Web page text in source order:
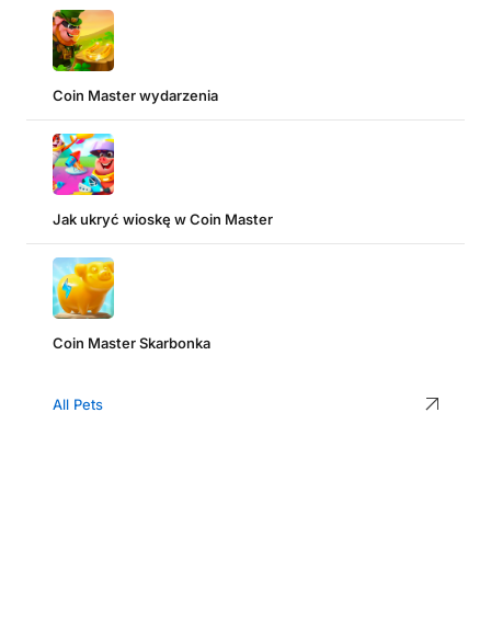
Coin Master wydarzenia
Jak ukryć wioskę w Coin Master
Coin Master Skarbonka
All Pets